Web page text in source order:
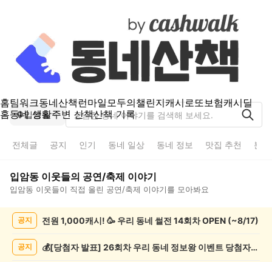
홈팀워크동네산책런마일모두의챌린지캐시로또보험캐시딜
홈동네 생활주변 산책산책 기록
입암동
전체글 공지 인기 동네 일상 동네 정보 맛집 추천 분
입암동 이웃들의 공연/축제 이야기
입암동 이웃들이 직접 올린 공연/축제 이야기를 모아봐요
공지 전원 1,000캐시! 🥳 우리 동네 썰전 14회차 OPEN (~8/17)
공지 💰[당첨자 발표] 26회차 우리 동네 정보왕 이벤트 당첨자를 발표합니다!